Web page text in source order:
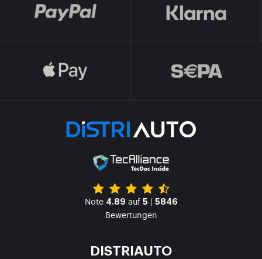
Note 4.89 auf 5 | 5846
Bewertungen
DISTRIAUTO